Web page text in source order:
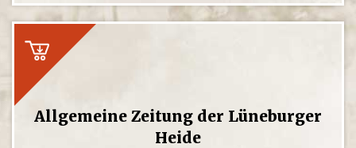
Allgemeine Zeitung der Lüneburger
Heide